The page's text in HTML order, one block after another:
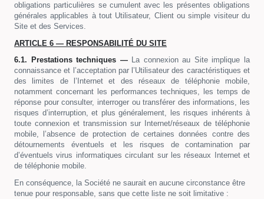
obligations particulières se cumulent avec les présentes obligations
générales applicables à tout Utilisateur, Client ou simple visiteur du
Site et des Services.
ARTICLE 6 — RESPONSABILITÉ DU SITE
6.1. Prestations techniques — La connexion au Site implique la
connaissance et l’acceptation par l’Utilisateur des caractéristiques et
des limites de l’Internet et des réseaux de téléphonie mobile,
notamment concernant les performances techniques, les temps de
réponse pour consulter, interroger ou transférer des informations, les
risques d’interruption, et plus généralement, les risques inhérents à
toute connexion et transmission sur Internet/réseaux de téléphonie
mobile, l’absence de protection de certaines données contre des
détournements éventuels et les risques de contamination par
d’éventuels virus informatiques circulant sur les réseaux Internet et
de téléphonie mobile.
En conséquence, la Société ne saurait en aucune circonstance être
tenue pour responsable, sans que cette liste ne soit limitative :